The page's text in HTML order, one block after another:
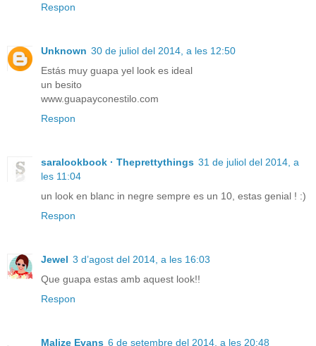
Respon
Unknown 30 de juliol del 2014, a les 12:50
Estás muy guapa yel look es ideal
un besito
www.guapayconestilo.com
Respon
saralookbook · Theprettythings 31 de juliol del 2014, a
les 11:04
un look en blanc in negre sempre es un 10, estas genial ! :)
Respon
Jewel 3 d’agost del 2014, a les 16:03
Que guapa estas amb aquest look!!
Respon
Malize Evans 6 de setembre del 2014, a les 20:48